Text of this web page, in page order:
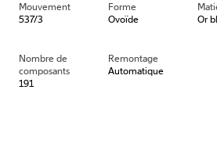
Mouvement
537/3
Forme
Ovoïde
Or
Nombre de
composants
191
Remontage
Automatique